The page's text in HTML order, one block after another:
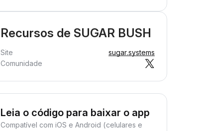
Recursos de SUGAR BUSH
Site
sugar.systems
Comunidade
Leia o código para baixar o app
Compatível com iOS e Android (celulares e